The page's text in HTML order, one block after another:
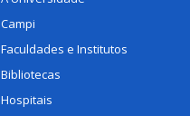
Campi
Faculdades e Institutos
Bibliotecas
Hospitais